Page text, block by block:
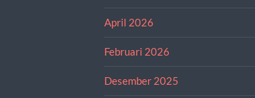
April 2026
Februari 2026
Desember 2025